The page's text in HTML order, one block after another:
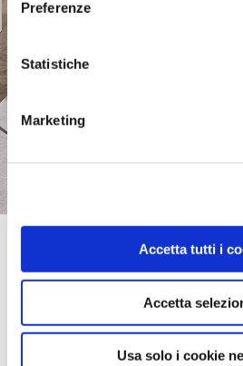
Preferenze
Statistiche
Marketing
Accetta tutti i
Accetta
Usa solo i cookie
Official Retailer
CWW DOMOTEKA -
03-286,
bring mich